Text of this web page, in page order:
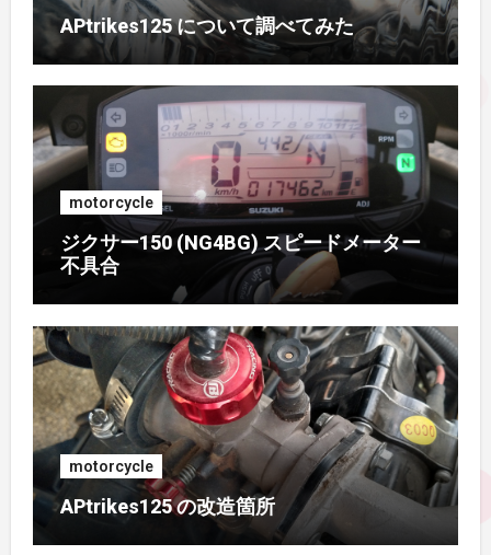
2016年9月 (3)
2016年8月 (2)
2016年7月 (1)
2016年6月 (3)
2016年5月 (4)
2016年4月 (2)
2015年11月 (2)
2015年9月 (3)
2015年8月 (2)
APtrikes125 について調べてみた
motorcycle
ジクサー150 (NG4BG) スピードメーター
不具合
motorcycle
APtrikes125 の改造箇所